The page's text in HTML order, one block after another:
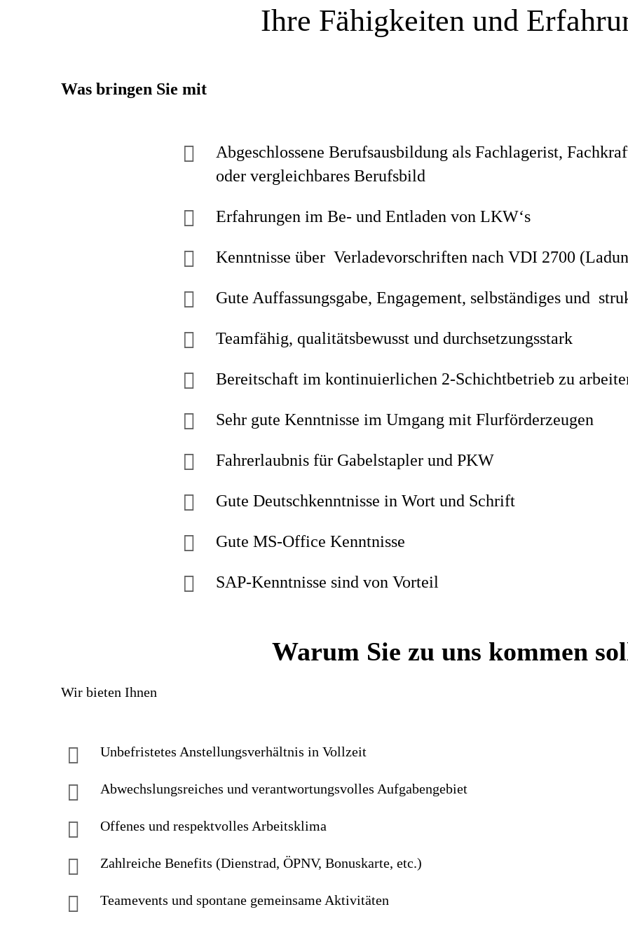
Ihre Fähigkeiten und
Was bringen Sie mit
Abgeschlossene Berufsausbildung als Fachlagerist,
oder vergleichbares Berufsbild
Erfahrungen im Be- und Entladen von LKW‘s
Kenntnisse über Verladevorschriften nach VDI 2700
Gute Auffassungsgabe, Engagement, selbständiges und
Teamfähig, qualitätsbewusst und durchsetzungsstark
Bereitschaft im kontinuierlichen 2-Schichtbetrieb zu
Sehr gute Kenntnisse im Umgang mit Flurförderzeugen
Fahrerlaubnis für Gabelstapler und PKW
Gute Deutschkenntnisse in Wort und Schrift
Gute MS-Office Kenntnisse
SAP-Kenntnisse sind von Vorteil
Warum Sie zu uns kommen
Wir bieten Ihnen
Unbefristetes Anstellungsverhältnis in Vollzeit
Abwechslungsreiches und verantwortungsvolles Aufgabengebiet
Offenes und respektvolles Arbeitsklima
Zahlreiche Benefits (Dienstrad, ÖPNV, Bonuskarte, etc.)
Teamevents und spontane gemeinsame Aktivitäten